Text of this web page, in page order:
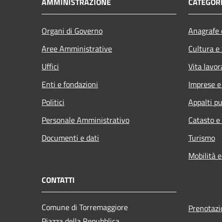
Organi di Governo
Aree Amministrative
Uffici
Enti e fondazioni
Politici
Personale Amministrativo
Documenti e dati
Cultura
Vita
Imprese
Appalti
Catasto
Turismo
Mobilità
CONTATTI
Comune di Torremaggiore